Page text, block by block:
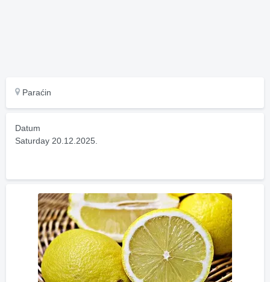
Paraćin
Datum
Saturday 20.12.2025.